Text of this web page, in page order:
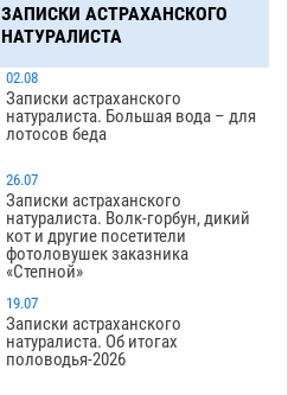
ЗАПИСКИ АСТРАХАНСКОГО
НАТУРАЛИСТА
02.08
Записки астраханского
натуралиста. Большая вода – для
лотосов беда
26.07
Записки астраханского
натуралиста. Волк-горбун, дикий
кот и другие посетители
фотоловушек заказника
«Степной»
19.07
Записки астраханского
натуралиста. Об итогах
половодья-2026